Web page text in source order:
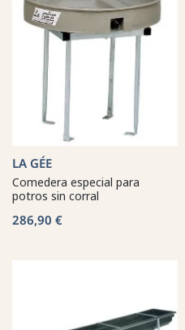
LA GÉE
Comedera especial para
potros sin corral
286,90 €